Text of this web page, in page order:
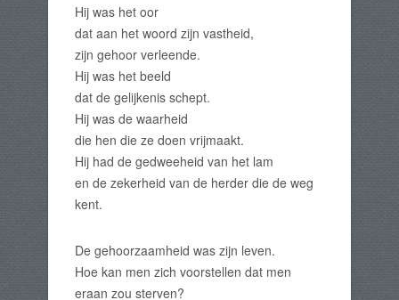
Hij was het oor
dat aan het woord zijn vastheid,
zijn gehoor verleende.
Hij was het beeld
dat de gelijkenis schept.
Hij was de waarheid
die hen die ze doen vrijmaakt.
Hij had de gedweeheid van het lam
en de zekerheid van de herder die de weg
kent.
De gehoorzaamheid was zijn leven.
Hoe kan men zich voorstellen dat men
eraan zou sterven?